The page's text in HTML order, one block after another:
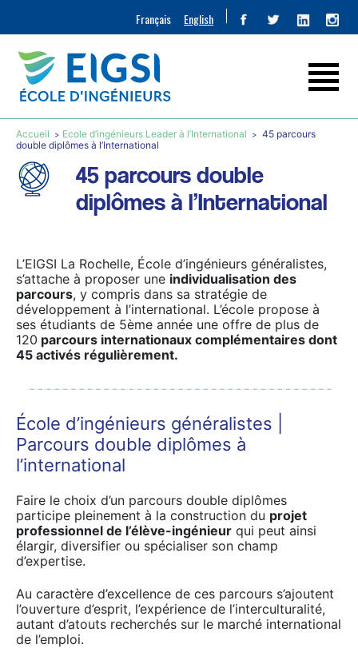
Français English
Accueil Ecole d’ingénieurs Leader à l’International
45 parcours
double diplômes à l’International
45 parcours double
diplômes à l’International
L’EIGSI La Rochelle, École d’ingénieurs généralistes,
s’attache à proposer une individualisation des
parcours, y compris dans sa stratégie de
développement à l’international. L’école propose à
ses étudiants de 5ème année une offre de plus de
120 parcours internationaux complémentaires dont
45 activés régulièrement.
École d’ingénieurs généralistes |
Parcours double diplômes à
l’international
Faire le choix d’un parcours double diplômes
participe pleinement à la construction du projet
professionnel de l’élève-ingénieur qui peut ainsi
élargir, diversifier ou spécialiser son champ
d’expertise.
Au caractère d’excellence de ces parcours s’ajoutent
l’ouverture d’esprit, l’expérience de l’interculturalité,
autant d’atouts recherchés sur le marché international
de l’emploi.